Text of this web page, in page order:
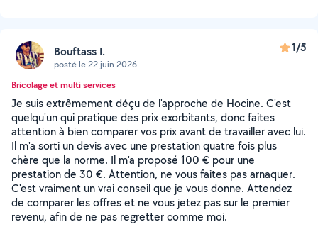
Bouftass I.
posté le 22 juin 2026
1/5
Bricolage et multi services
Je suis extrêmement déçu de l'approche de Hocine. C'est
quelqu'un qui pratique des prix exorbitants, donc faites
attention à bien comparer vos prix avant de travailler avec lui.
Il m'a sorti un devis avec une prestation quatre fois plus
chère que la norme. Il m'a proposé 100 € pour une
prestation de 30 €. Attention, ne vous faites pas arnaquer.
C'est vraiment un vrai conseil que je vous donne. Attendez
de comparer les offres et ne vous jetez pas sur le premier
revenu, afin de ne pas regretter comme moi.